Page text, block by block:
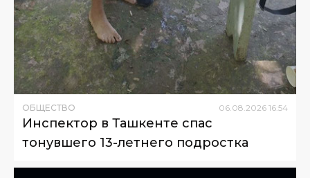
ОБЩЕСТВО 06.08.2026 16:54
Инспектор в Ташкенте спас
тонувшего 13-летнего подростка